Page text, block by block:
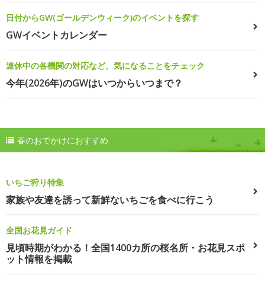
日付からGW(ゴールデンウィーク)のイベントを探す
GWイベントカレンダー
連休中の各機関の対応など、気になることをチェック
今年(2026年)のGWはいつからいつまで？
春のおでかけにおすすめ
いちご狩り特集
家族や友達を誘って新鮮ないちごを食べに行こう
全国お花見ガイド
見頃時期がわかる！全国1400カ所の桜名所・お花見スポ
ット情報を掲載